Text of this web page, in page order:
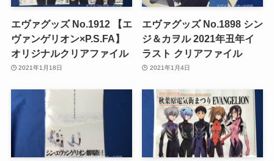
エヴァグッズ No.1912 【エ
ヴァンゲリオン×P.S.FA】
オリジナルクリアファイル
2021年1月18日
エヴァグッズ No.1898 シン
ジ＆カヲル 2021年丑年イ
ラスト クリアファイル
2021年1月4日